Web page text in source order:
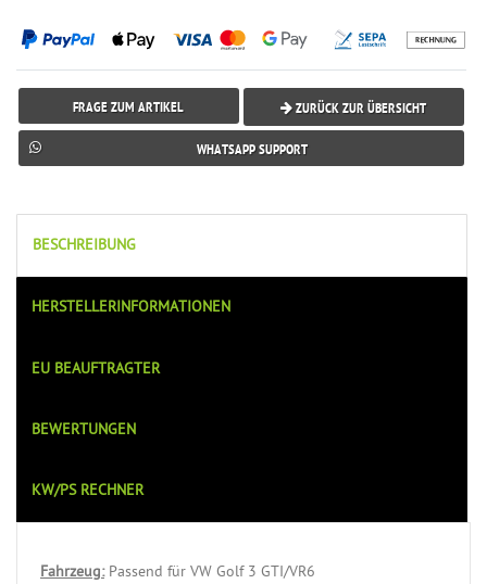
FRAGE ZUM ARTIKEL ZURÜCK ZUR ÜBERSICHT
WHATSAPP SUPPORT
BESCHREIBUNG
HERSTELLERINFORMATIONEN
EU BEAUFTRAGTER
BEWERTUNGEN
KW/PS RECHNER
Fahrzeug:Passend für VW Golf 3 GTI/VR6